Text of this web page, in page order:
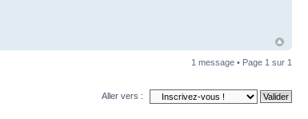
1 message • Page 1 sur 1
Aller vers :